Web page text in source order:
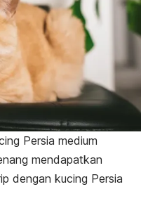
Persia medium
mendapatkan
dengan kucing Persia